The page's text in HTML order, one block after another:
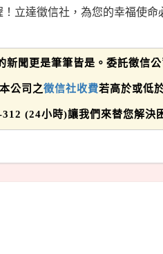
立達徵信社，為您的幸福使命
聞更是筆筆皆是。委託徵信
公司之徵信社收費若高於或低
(24小時)讓我們來替您解決